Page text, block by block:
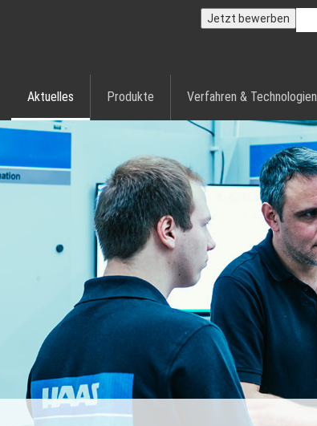
Jetzt bewerben
Aktuelles Produkte Verfahren & Technologien